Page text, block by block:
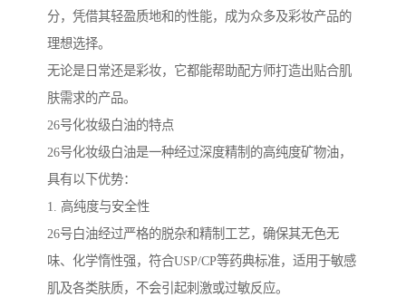
分，凭借其轻盈质地和的性能，成为众多及彩妆产品的
理想选择。
无论是日常还是彩妆，它都能帮助配方师打造出贴合肌
肤需求的产品。
26号化妆级白油的特点
26号化妆级白油是一种经过深度精制的高纯度矿物油，
具有以下优势：
1. 高纯度与安全性
26号白油经过严格的脱杂和精制工艺，确保其无色无
味、化学惰性强，符合USP/CP等药典标准，适用于敏感
肌及各类肤质，不会引起刺激或过敏反应。